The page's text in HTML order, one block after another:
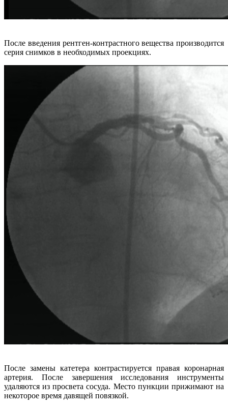
После введения рентген-контрастного вещества производится
серия снимков в необходимых проекциях.
После замены катетера контрастируется правая коронарная
артерия. После завершения исследования инструменты
удаляются из просвета сосуда. Место пункции прижимают на
некоторое время давящей повязкой.